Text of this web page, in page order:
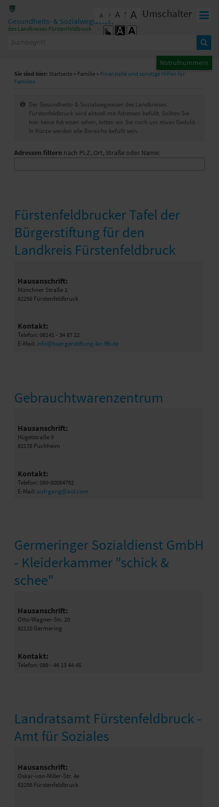
Zum Inhalt
Gesundheits- & Sozialwegweiser
des Landkreises Fürstenfeldbruck
A A A
Kontrast-Umschalter
Notrufnummern
Sie sind hier: Startseite> Familie> Finanzielle und sonstige Hilfen für
Familien
I
n
f
o
Der Gesundheits- & Sozialwegweiser des Landkreises
Fürstenfeldbruck wird aktuell mit Adressen befüllt. Sollten Sie
hier keine Adressen sehen, bitten wir Sie noch um etwas Geduld.
In Kürze werden alle Bereiche befüllt sein.
Adressen filtern nach PLZ, Ort, Straße oder Name:
Fürstenfeldbrucker Tafel der
Bürgerstiftung für den
Landkreis Fürstenfeldbruck
Hausanschrift:
Münchner Straße 1
82256 Fürstenfeldbruck
Kontakt:
Telefon: 08141 - 34 87 22
E-Mail: info@buergerstiftung-lkr-ffb.de
Gebrauchtwarenzentrum
Hausanschrift:
Hügelstraße 9
82178 Puchheim
Kontakt:
Telefon: 089-80084792
E-Mail: aufrgang@aol.com
Germeringer Sozialdienst GmbH
- Kleiderkammer "schick &
schee"
Hausanschrift:
Otto-Wagner-Str. 20
82110 Germering
Kontakt:
Telefon: 089 - 46 13 44 45
Landratsamt Fürstenfeldbruck -
Amt für Soziales
Hausanschrift:
Oskar-von-Miller-Str. 4e
82256 Fürstenfeldbruck